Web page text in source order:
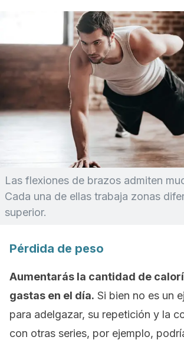
Las flexiones de brazos admiten
Cada una de ellas trabaja zonas
superior.
Pérdida de peso
Aumentarás la cantidad de
gastas en el día. Si bien no es un
para adelgazar, su repetición y la
con otras series, por ejemplo,